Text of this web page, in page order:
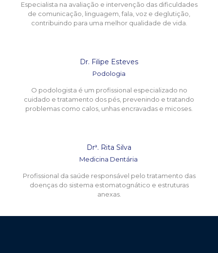
Especialista na avaliação e intervenção das dificuldades
de comunicação, linguagem, fala, voz e deglutição,
contribuindo para uma melhor qualidade de vida.
Dr. Filipe Esteves
Podologia
O podologista é um profissional especializado no
cuidado e tratamento dos pés, prevenindo e tratando
problemas como calos, unhas encravadas e micoses.
Drª. Rita Silva
Medicina Dentária
Profissional da saúde responsável pelo tratamento das
doenças do sistema estomatognático e estruturas
anexas.